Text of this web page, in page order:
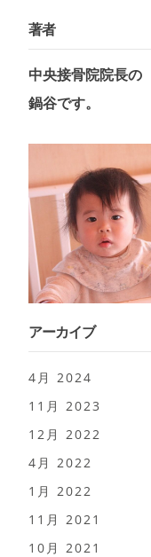
著者
中央接骨院院長の
​鍋谷です。
アーカイブ
4月 2024
11月 2023
12月 2022
4月 2022
1月 2022
11月 2021
10月 2021